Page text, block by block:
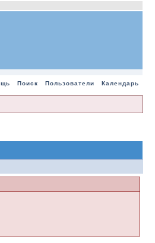
Поиск Пользователи Календарь